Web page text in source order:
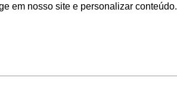
em nosso site e personalizar conteúdo.